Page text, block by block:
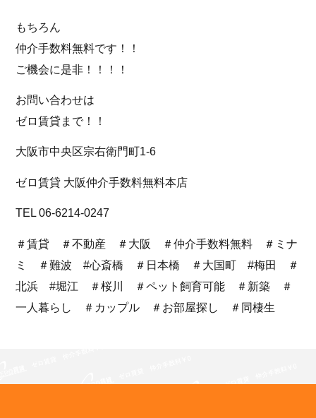
もちろん
仲介手数料無料です！！
ご機会に是非！！！！
お問い合わせは
ゼロ賃貸まで！！
大阪市中央区宗右衛門町1-6
ゼロ賃貸 大阪仲介手数料無料本店
TEL 06-6214-0247
＃賃貸 ＃不動産 ＃大阪 ＃仲介手数料無料 ＃ミナ
ミ ＃難波 #心斎橋 ＃日本橋 ＃大国町 #梅田 ＃
北浜 #堀江 ＃桜川 ＃ペット飼育可能 ＃新築 ＃
一人暮らし ＃カップル ＃お部屋探し ＃同棲生